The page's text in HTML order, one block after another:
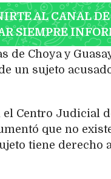
AL CANAL
SIEMPRE
de Choya y
un sujeto
Centro Judicial
que no
tiene derecho